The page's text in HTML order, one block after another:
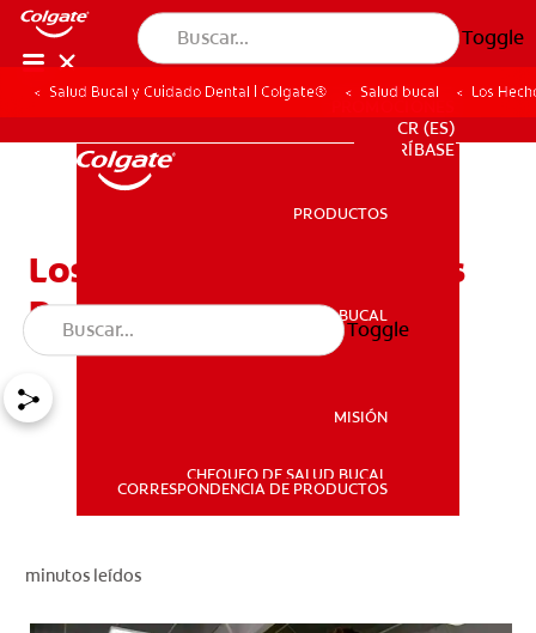
Toggle
SALUD BUCAL
CR (ES)
SUSCRÍBASE
PRODUCTOS
SALUD BUCAL
MISIÓN
CHEQUEO DE SALUD BUCAL
CORRESPONDENCIA DE PRODUCTOS
Toggle
Salud Bucal y Cuidado Dental | Colgate® Salud bucal Los
Los Hechos Acerca De Los
Protectores Bucales
minutos leídos